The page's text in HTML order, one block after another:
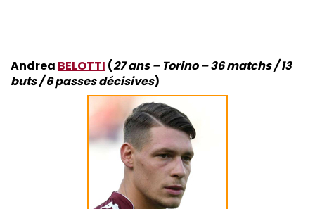
Andrea BELOTTI (27 ans – Torino – 36 matchs / 13
buts / 6 passes décisives)